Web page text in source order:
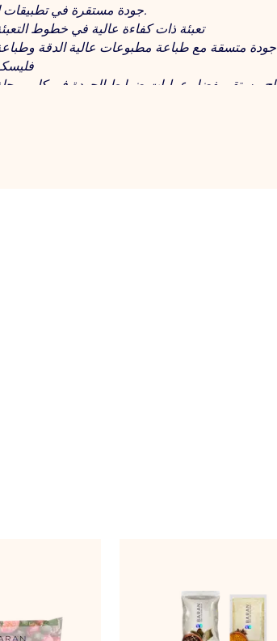
جودة مستقرة في تطبيقات الإنتاج.
تعبئة ذات كفاءة عالية في خطوط
جودة متسقة مع طباعة مطبوعات عالية الدقة